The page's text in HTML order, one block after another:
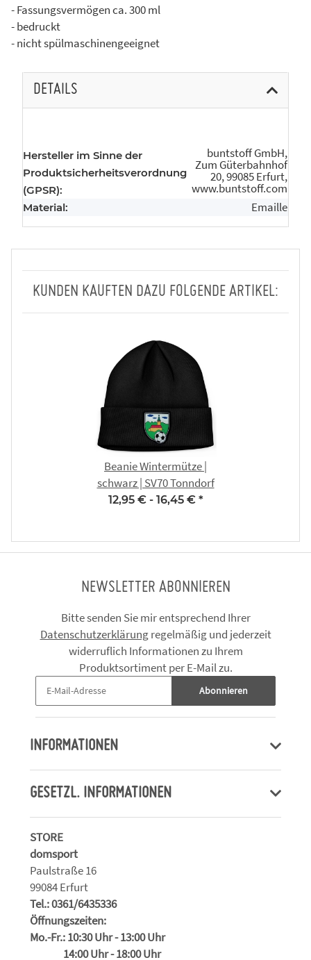
- Fassungsvermögen ca. 300 ml
- bedruckt
- nicht spülmaschinengeeignet
DETAILS
Hersteller im Sinne der
Produktsicherheitsverordnung
(GPSR):
buntstoff GmbH,
Zum Güterbahnhof
20, 99085 Erfurt,
www.buntstoff.com
Material: Emaille
KUNDEN KAUFTEN DAZU FOLGENDE ARTIKEL:
Beanie Wintermütze |
schwarz | SV70 Tonndorf
12,95 € - 16,45 € *
NEWSLETTER ABONNIEREN
Bitte senden Sie mir entsprechend Ihrer
Datenschutzerklärungregelmäßig und jederzeit
widerruflich Informationen zu Ihrem
Produktsortiment per E-Mail zu.
Abonnieren
INFORMATIONEN
GESETZL. INFORMATIONEN
STORE
domsport
Paulstraße 16
99084 Erfurt
Tel.: 0361/6435336
Öffnungszeiten:
Mo.-Fr.: 10:30 Uhr - 13:00 Uhr
14:00 Uhr - 18:00 Uhr